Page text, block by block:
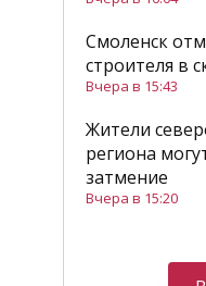
Смоленск
строителя в
Вчера в 15:43
Жители
региона
затмение
Вчера в 15:20